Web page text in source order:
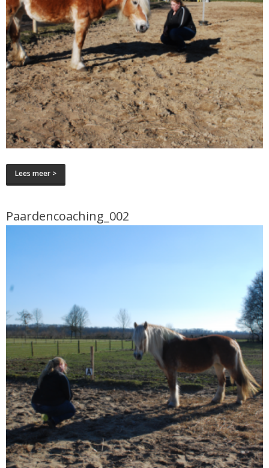
Lees meer >
Paardencoaching_002